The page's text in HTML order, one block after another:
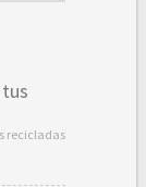
recicladas